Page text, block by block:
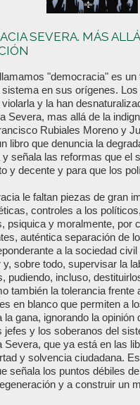
SEVERA. MÁS
"democracia" es
en sus orígenes.
y la han
Severa, mas allá de la
Rubiales Moreno y
libro que denuncia la
señala las reformas que el
y decente y para que los
le faltan piezas de gran
controles a los
psiquica y moralmente, por
auténtica separación de
a la sociedad
y, sobre todo, supervisar la
pudiendo, incluso,
también la tolerancia frente
en blanco que permiten a
la gana, ignorando la opinión
jefes y los soberanos del
Severa, que ya está en las
y solvencia ciudadana.
señala los puntos débiles
y a construir un